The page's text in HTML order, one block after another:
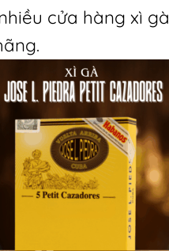
cửa hàng xì gà